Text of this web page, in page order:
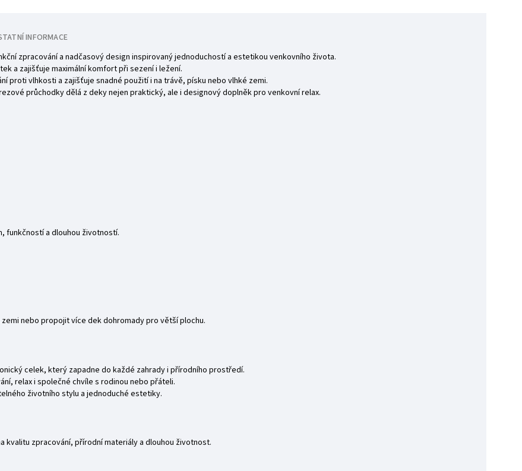
INFORMACE
zpracování a nadčasový design inspirovaný jednoduchostí a estetikou venkovního života.
a zajišťuje maximální komfort při sezení i ležení.
proti vlhkosti a zajišťuje snadné použití i na trávě, písku nebo vlhké zemi.
průchodky dělá z deky nejen praktický, ale i designový doplněk pro venkovní relax.
funkčností a dlouhou životností.
nebo propojit více dek dohromady pro větší plochu.
celek, který zapadne do každé zahrady i přírodního prostředí.
relax i společné chvíle s rodinou nebo přáteli.
životního stylu a jednoduché estetiky.
kvalitu zpracování, přírodní materiály a dlouhou životnost.